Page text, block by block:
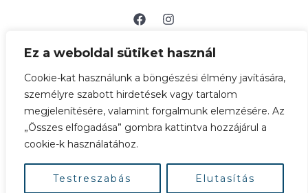
Ez a weboldal sütiket használ
Cookie-kat használunk a böngészési élmény javítására,
személyre szabott hirdetések vagy tartalom
megjelenítésére, valamint forgalmunk elemzésére. Az
„Összes elfogadása” gombra kattintva hozzájárul a
cookie-k használatához.
Testreszabás Elutasítás
A böngészés és bankkártyás fizetés biztonságát
SSL védelem garantálja. ➡
fizetésről